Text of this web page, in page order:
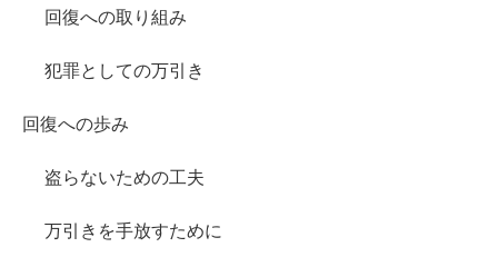
回復への取り組み
犯罪としての万引き
回復への歩み
盗らないための工夫
万引きを手放すために